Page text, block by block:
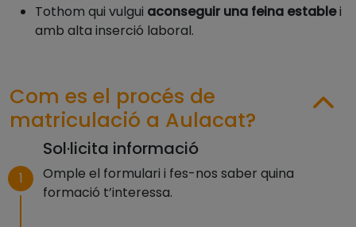
Tothom qui vulgui aconseguir una feina establei
amb alta inserció laboral.
Com es el procés de
matriculació a Aulacat?
1
Sol·licita informació
Omple el formulari i fes-nos saber quina
formació t’interessa.